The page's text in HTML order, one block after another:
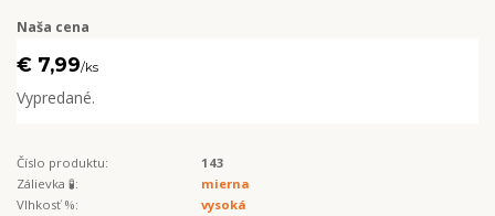
Naša cena
€ 7,99/ks
Vypredané.
Číslo produktu:
143
Zálievka 🧪:
mierna
Vlhkosť %:
vysoká